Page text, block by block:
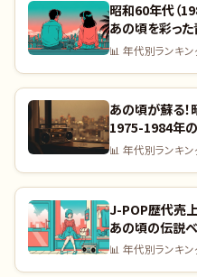
昭和60年代（
あの頃を彩っ
📊 年代別ランキン
あの頃が蘇る！
1975-1984年
📊 年代別ランキン
J-POP歴代売上
あの頃の伝説
📊 年代別ランキン